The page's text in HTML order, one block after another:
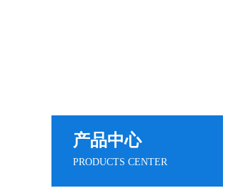
产品中心
PRODUCTS CENTER